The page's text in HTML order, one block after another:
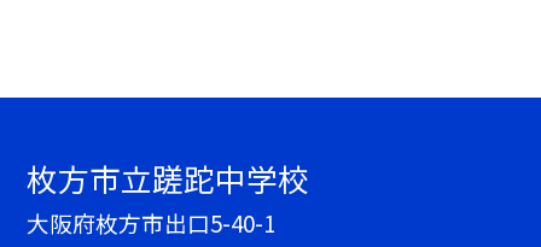
枚方市立蹉跎中学校
大阪府枚方市出口5-40-1